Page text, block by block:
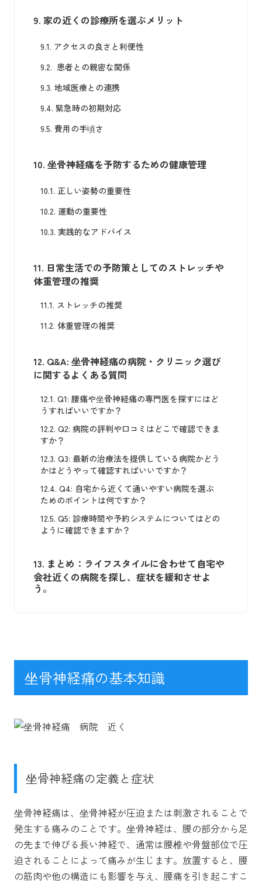
9. 家の近くの診療所を選ぶメリット
9.1. アクセスの良さと利便性
9.2. 患者との親密な関係
9.3. 地域医療との連携
9.4. 緊急時の初期対応
9.5. 費用の手頃さ
10. 坐骨神経痛を予防するための健康管理
10.1. 正しい姿勢の重要性
10.2. 運動の重要性
10.3. 実践的なアドバイス
11. 日常生活での予防策としてのストレッチや
体重管理の推奨
11.1. ストレッチの推奨
11.2. 体重管理の推奨
12. Q&A: 坐骨神経痛の病院・クリニック選び
に関するよくある質問
12.1. Q1: 腰痛や坐骨神経痛の専門医を探すにはど
うすればいいですか？
12.2. Q2: 病院の評判や口コミはどこで確認できま
すか？
12.3. Q3: 最新の治療法を提供している病院かどう
かはどうやって確認すればいいですか？
12.4. Q4: 自宅から近くて通いやすい病院を選ぶ
ためのポイントは何ですか？
12.5. Q5: 診療時間や予約システムについてはどの
ように確認できますか？
13. まとめ：ライフスタイルに合わせて自宅や
会社近くの病院を探し、症状を緩和させよ
う。
坐骨神経痛の基本知識
坐骨神経痛の定義と症状
坐骨神経痛は、坐骨神経が圧迫または刺激されることで
発生する痛みのことです。坐骨神経は、腰の部分から足
の先まで伸びる長い神経で、通常は腰椎や骨盤部位で圧
迫されることによって痛みが生じます。放置すると、腰
の筋肉や他の構造にも影響を与え、腰痛を引き起こすこ